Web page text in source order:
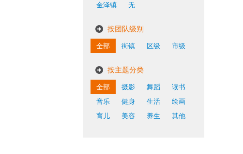
金泽镇
无
按团队级别
全部 街镇 区级 市级
按主题分类
全部 摄影 舞蹈
读书
音乐
健身 生活
绘画
育儿
美容 养生 其他